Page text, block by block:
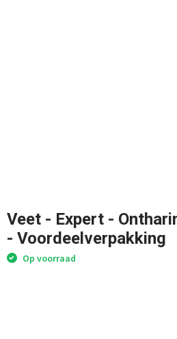
Veet - Expert -
- Voordeelverpakking
Op voorraad